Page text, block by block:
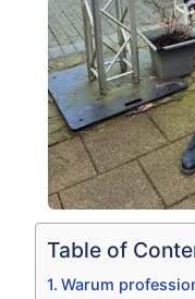
Table of
Warum